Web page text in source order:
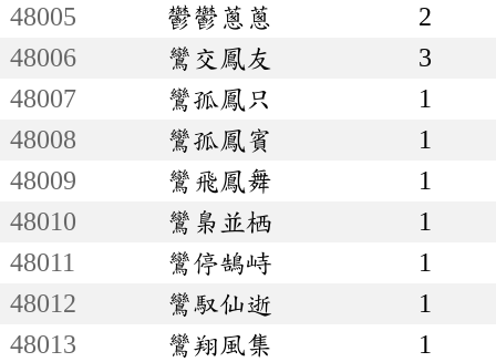
48005
鬱鬱蔥蔥
2
48006
鸞交鳳友
3
48007
鸞孤鳳只
1
48008
鸞孤鳳賓
1
48009
鸞飛鳳舞
1
48010
鸞梟並栖
1
48011
鸞停鵠峙
1
48012
鸞馭仙逝
1
48013
鸞翔風集
1